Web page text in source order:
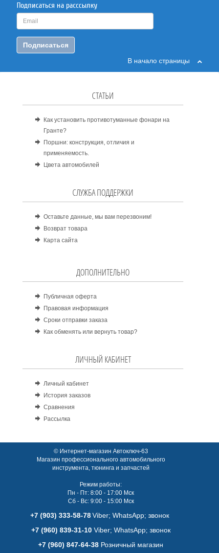
Подписаться на расссылку
Подписаться
В начало страницы
СТАТЬИ
Как установить противотуманные фонари на
Гранте?
Поршни: конструкция, отличия и
применяемость.
Цвета автомобилей
СЛУЖБА ПОДДЕРЖКИ
Оставьте данные, мы вам перезвоним!
Возврат товара
Карта сайта
ДОПОЛНИТЕЛЬНО
Публичная оферта
Правовая информация
Сроки отправки заказа
Как обменять или вернуть товар?
ЛИЧНЫЙ КАБИНЕТ
Личный кабинет
История заказов
Сравнения
Рассылка
© Интернет-магазин Автоключ-63
Магазин профессионального автомобильного
инструмента, тюнинга и запчастей
Режим работы:
Пн - Пт: 8:00 - 17:00 Мск
Сб - Вс: 9:00 - 15:00 Мск
+7 (903) 333-58-78 Viber; WhatsАpp; звонок
+7 (960) 839-31-10Viber; WhatsАpp; звонок
+7 (960) 847-64-38 Розничный магазин